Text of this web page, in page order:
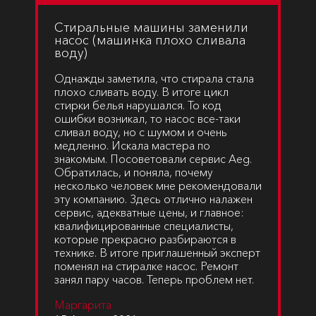
Cтиральные машины заменили
насос (машинка плохо сливала
воду)
Однажды заметила, что стирала стала
плохо сливать воду. В итоге цикл
стирки белья нарушался. То код
ошибки возникал, то насос все-таки
сливал воду, но с шумом и очень
медленно. Искала мастера по
знакомым. Посоветовали сервис Aeg.
Обратилась, и поняла, почему
несколько человек мне рекомендовали
эту компанию. Здесь отлично налажен
сервис, адекватные цены, и главное:
квалифицированные специалисты,
которые прекрасно разбираются в
технике. В итоге приглашенный эксперт
поменял на стиралке насос. Ремонт
занял пару часов. Теперь проблем нет.
Маргарита